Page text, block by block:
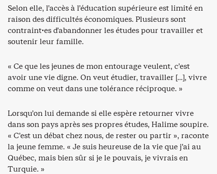
Selon elle, l’accès à l’éducation supérieure est limité en
raison des difficultés économiques. Plusieurs sont
contraint·es d’abandonner les études pour travailler et
soutenir leur famille.
« Ce que les jeunes de mon entourage veulent, c’est
avoir une vie digne. On veut étudier, travailler […], vivre
comme on veut dans une tolérance réciproque. »
Lorsqu’on lui demande si elle espère retourner vivre
dans son pays après ses propres études, Halime soupire.
« C’est un débat chez nous, de rester ou partir », raconte
la jeune femme. « Je suis heureuse de la vie que j’ai au
Québec, mais bien sûr si je le pouvais, je vivrais en
Turquie. »